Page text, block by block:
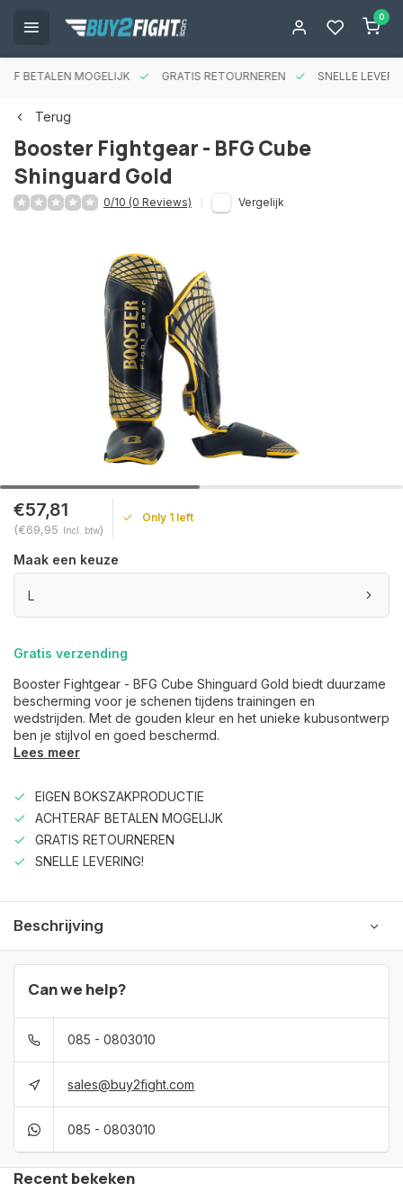
0
BETALEN MOGELIJK GRATIS RETOURNEREN SNELLE
Terug
Booster Fightgear - BFG Cube
Shinguard Gold
0/10 (0 Reviews) Vergelijk
€57,81
(€69,95 Incl. btw)
Only 1 left
Maak een keuze
L
Gratis verzending
Booster Fightgear - BFG Cube Shinguard Gold biedt duurzame
bescherming voor je schenen tijdens trainingen en
wedstrijden. Met de gouden kleur en het unieke kubusontwerp
ben je stijlvol en goed beschermd.
Lees meer
EIGEN BOKSZAKPRODUCTIE
ACHTERAF BETALEN MOGELIJK
GRATIS RETOURNEREN
SNELLE LEVERING!
Beschrijving
Can we help?
085 - 0803010
sales@buy2fight.com
085 - 0803010
Recent bekeken